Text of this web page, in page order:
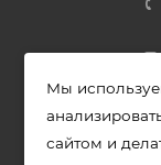
Мы
сайтом и